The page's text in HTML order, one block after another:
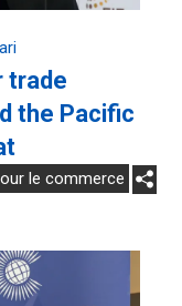
trade
the Pacific
le commerce